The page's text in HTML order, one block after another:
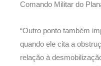
Comando Militar do
“Outro ponto também
quando ele cita a
relação à